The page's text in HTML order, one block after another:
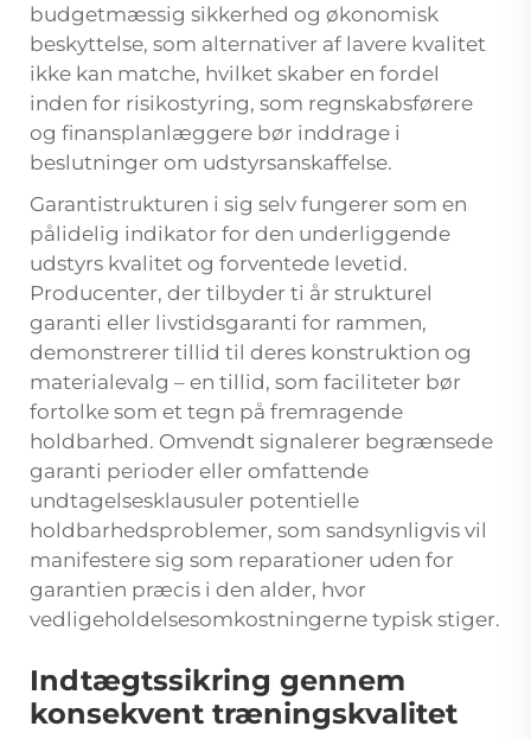
budgetmæssig sikkerhed og økonomisk
beskyttelse, som alternativer af lavere kvalitet
ikke kan matche, hvilket skaber en fordel
inden for risikostyring, som regnskabsførere
og finansplanlæggere bør inddrage i
beslutninger om udstyrsanskaffelse.
Garantistrukturen i sig selv fungerer som en
pålidelig indikator for den underliggende
udstyrs kvalitet og forventede levetid.
Producenter, der tilbyder ti år strukturel
garanti eller livstidsgaranti for rammen,
demonstrerer tillid til deres konstruktion og
materialevalg – en tillid, som faciliteter bør
fortolke som et tegn på fremragende
holdbarhed. Omvendt signalerer begrænsede
garanti perioder eller omfattende
undtagelsesklausuler potentielle
holdbarhedsproblemer, som sandsynligvis vil
manifestere sig som reparationer uden for
garantien præcis i den alder, hvor
vedligeholdelsesomkostningerne typisk stiger.
Indtægtssikring gennem
konsekvent træningskvalitet